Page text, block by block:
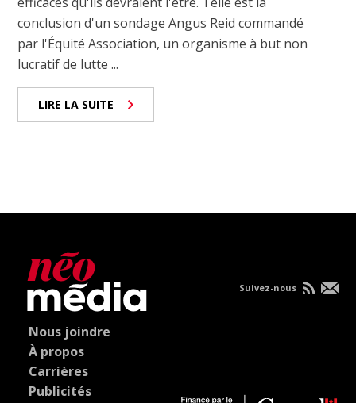
conclusion d'un sondage Angus Reid commandé
par l'Équité Association, un organisme à but non
lucratif de lutte ...
LIRE LA SUITE
Nous joindre
À propos
Carrières
Publicités
Suivez-nous